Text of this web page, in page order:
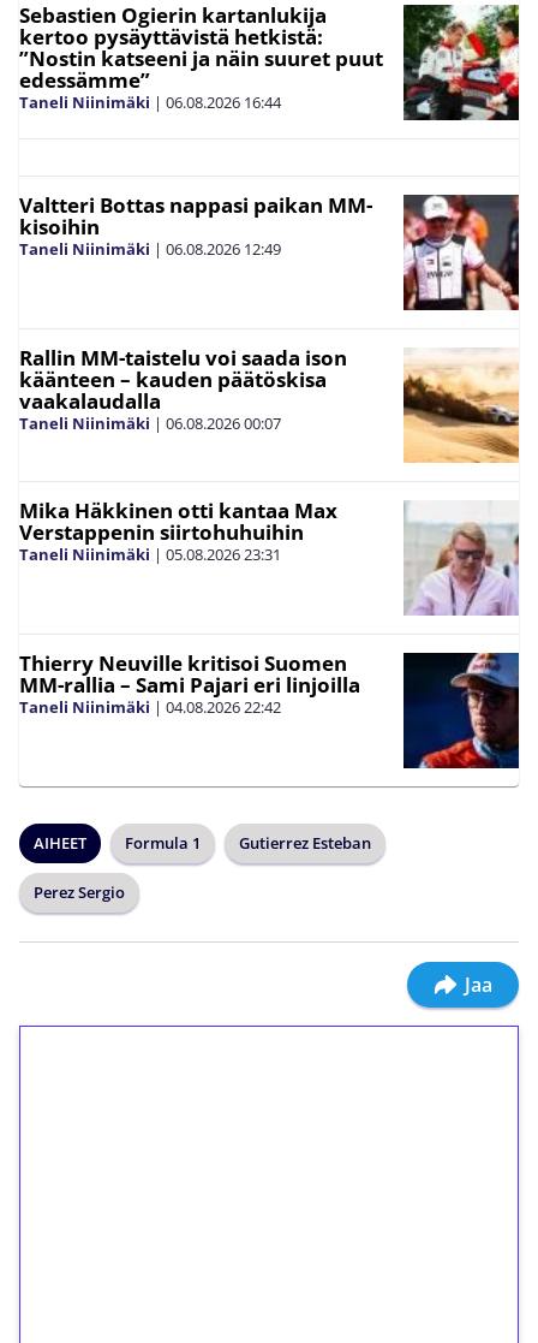
Sebastien Ogierin kartanlukija
kertoo pysäyttävistä hetkistä:
”Nostin katseeni ja näin suuret puut
edessämme”
Taneli Niinimäki | 06.08.2026 16:44
Valtteri Bottas nappasi paikan MM-
kisoihin
Taneli Niinimäki | 06.08.2026 12:49
Rallin MM-taistelu voi saada ison
käänteen – kauden päätöskisa
vaakalaudalla
Taneli Niinimäki | 06.08.202600:07
Mika Häkkinen otti kantaa Max
Verstappenin siirtohuhuihin
Taneli Niinimäki | 05.08.202623:31
Thierry Neuville kritisoi Suomen
MM-rallia – Sami Pajari eri linjoilla
Taneli Niinimäki | 04.08.202622:42
AIHEET Formula 1 Gutierrez Esteban
Perez Sergio
Jaa